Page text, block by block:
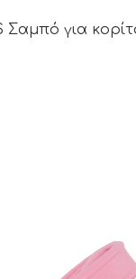
Σαμπό για